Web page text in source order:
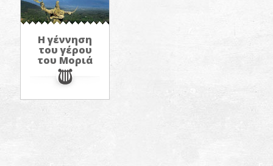
Η γέννηση
του γέρου
του Μοριά